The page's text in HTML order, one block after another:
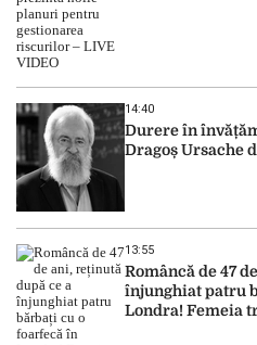
14:40
Durere în
Dragoș Ursache
13:55
Româncă de 47
înjunghiat patru
Londra! Femeia